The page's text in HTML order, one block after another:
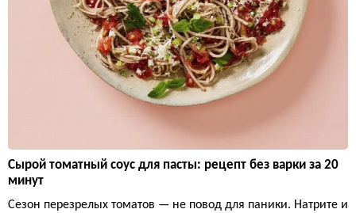
Сырой томатный соус для пасты: рецепт без варки за 20
минут
Сезон перезрелых томатов — не повод для паники. Натрите и